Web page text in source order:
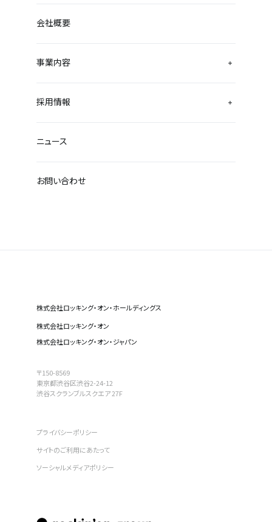
株式会社ロッキング・オン・ホールディングス
株式会社ロッキング・オン
株式会社ロッキング・オン・ジャパン
〒150-8569
東京都渋谷区渋谷2-24-12
渋谷スクランブルスクエア 27F
会社概要
事業内容
採用情報
ニュース
お問い合わせ
プライバシーポリシー
サイトのご利用にあたって
ソーシャルメディアポリシー